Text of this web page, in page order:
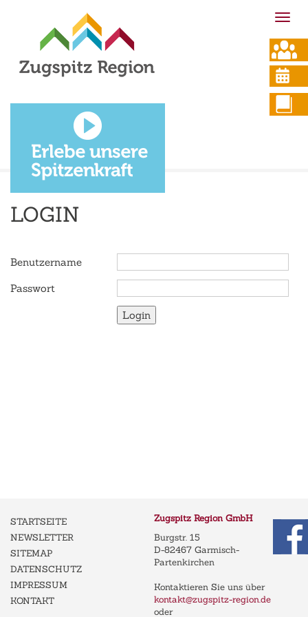
›
Team
›
LOGIN
Benutzername
Passwort
Login
STARTSEITE
NEWSLETTER
SITEMAP
DATENSCHUTZ
IMPRESSUM
KONTAKT
Zugspitz Region GmbH
Burgstr. 15
D-82467 Garmisch-
Partenkirchen
Kontaktieren Sie uns über
kontakt@zugspitz-region.de
oder